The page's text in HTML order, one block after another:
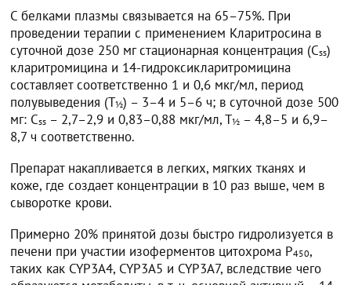
С белками плазмы связывается на 65–75%. При
проведении терапии с применением Кларитросина в
суточной дозе 250 мг стационарная концентрация (Css)
кларитромицина и 14-гидроксикларитромицина
составляет соответственно 1 и 0,6 мкг/мл, период
полувыведения (Т½) – 3–4 и 5–6 ч; в суточной дозе 500
мг: Css – 2,7–2,9 и 0,83–0,88 мкг/мл, Т½ – 4,8–5 и 6,9–
8,7 ч соответственно.
Препарат накапливается в легких, мягких тканях и
коже, где создает концентрации в 10 раз выше, чем в
сыворотке крови.
Примерно 20% принятой дозы быстро гидролизуется в
печени при участии изоферментов цитохрома Р450,
таких как CYP3A4, CYP3A5 и CYP3А7, вследствие чего